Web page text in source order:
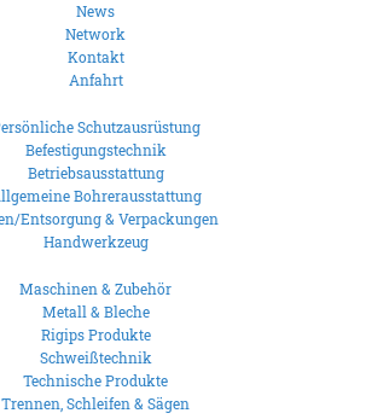
News
Network
Kontakt
Anfahrt
Schutzausrüstung
Befestigungstechnik
Betriebsausstattung
Bohrerausstattung
Entsorgung & Verpackungen
Handwerkzeug
Maschinen & Zubehör
Metall & Bleche
Rigips Produkte
Schweißtechnik
Technische Produkte
Trennen, Schleifen & Sägen